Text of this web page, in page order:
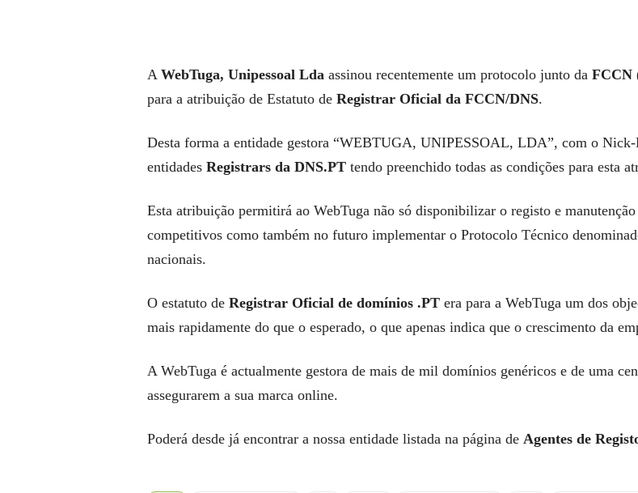
A WebTuga, Unipessoal Lda assinou recentemente um protocolo junto da FCCN
para a atribuição de Estatuto de Registrar Oficial da FCCN/DNS.
Desta forma a entidade gestora “WEBTUGA, UNIPESSOAL, LDA”, com o
entidades Registrars da DNS.PT tendo preenchido todas as condições para esta
Esta atribuição permitirá ao WebTuga não só disponibilizar o registo e manutenção
competitivos como também no futuro implementar o Protocolo Técnico
nacionais.
O estatuto de Registrar Oficial de domínios .PT era para a WebTuga um dos
mais rapidamente do que o esperado, o que apenas indica que o crescimento da
A WebTuga é actualmente gestora de mais de mil domínios genéricos e de uma
assegurarem a sua marca online.
Poderá desde já encontrar a nossa entidade listada na página de Agentes de